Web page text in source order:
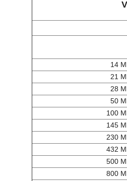
14
21
28
50
100
145
230
432
500
800